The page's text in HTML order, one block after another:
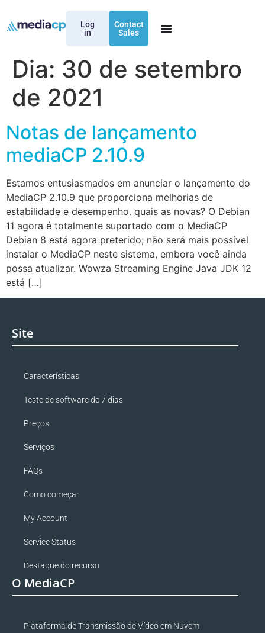
Log
in
Contact
Sales
Dia: 30 de setembro
de 2021
Notas de lançamento
mediaCP 2.10.9
Estamos entusiasmados em anunciar o lançamento do
MediaCP 2.10.9 que proporciona melhorias de
estabilidade e desempenho. quais as novas? O Debian
11 agora é totalmente suportado com o MediaCP
Debian 8 está agora preterido; não será mais possível
instalar o MediaCP neste sistema, embora você ainda
possa atualizar. Wowza Streaming Engine Java JDK 12
está […]
Site
Características
Teste de software de 7 dias
Preços
Serviços
FAQs
Como começar
My Account
Service Status
Destaque do recurso
O MediaCP
Plataforma de Transmissão de Vídeo em Nuvem